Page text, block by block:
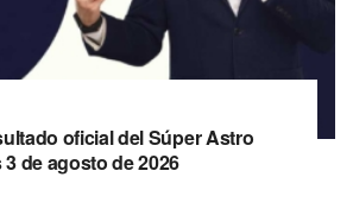
oficial del Súper Astro
de agosto de 2026